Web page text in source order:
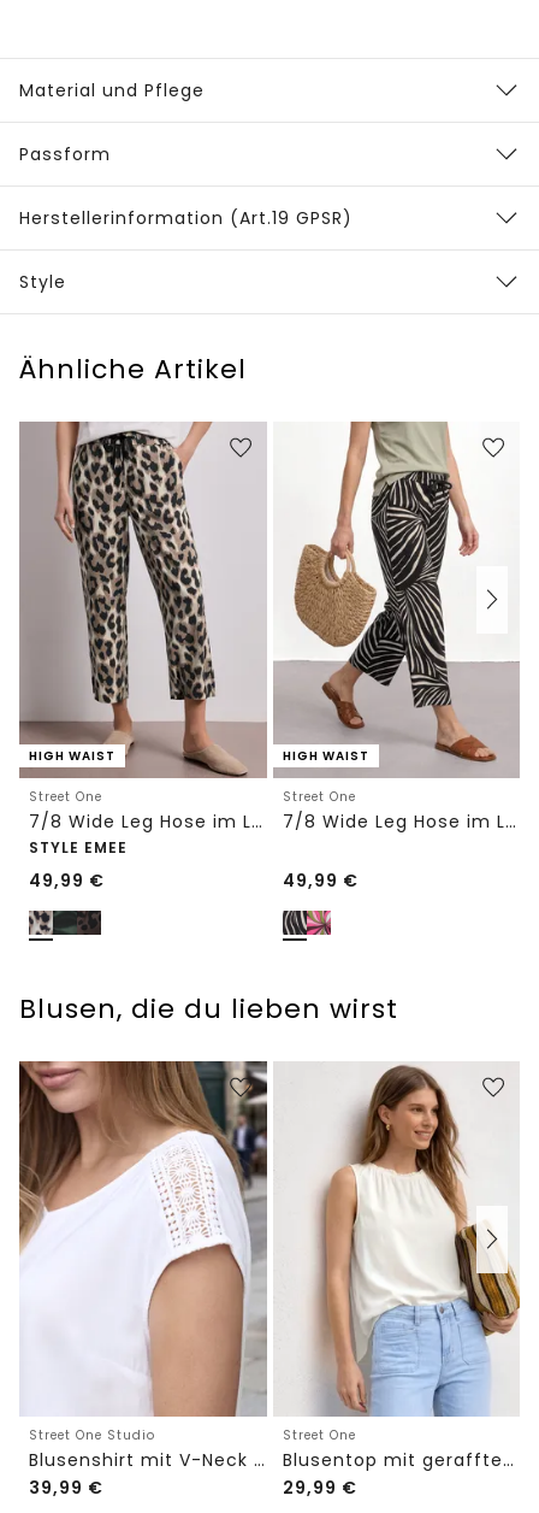
Material und Pflege
Passform
Herstellerinformation (Art.19 GPSR)
Style
Ähnliche Artikel
HIGH WAIST
Street One
7/8 Wide Leg Hose im Loose Fit mit Print
STYLE EMEE
49,99 €
HIGH WAIST
Street One
7/8 Wide Leg Hose im Loose Fit
49,99 €
Blusen, die du lieben wirst
Street One Studio
Blusenshirt mit V-Neck und Spitze
39,99 €
Street One
Blusentop mit gerafftem Rundhals
29,99 €